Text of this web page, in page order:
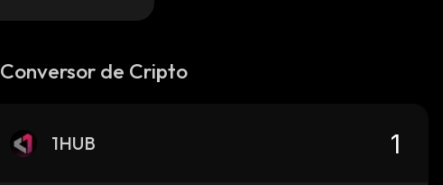
Conversor de Cripto
1HUB